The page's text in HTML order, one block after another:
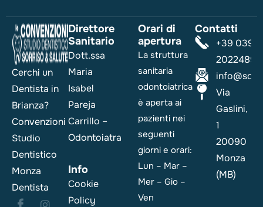
Cerchi un
Dentista in
Brianza?
Convenzioni
Studio
Dentistico
Monza
Dentista
Direttore
Sanitario
Dott.ssa
Maria
Isabel
Pareja
Carrillo –
Odontoiatra
Info
Cookie
Policy
Orari di
apertura
La struttura
sanitaria
odontoiatrica
è aperta ai
pazienti nei
seguenti
giorni e orari:
Lun – Mar –
Mer – Gio –
Ven
Contatti
+39 039
2022489
Via
Gaslini,
1
20090
Monza
(MB)